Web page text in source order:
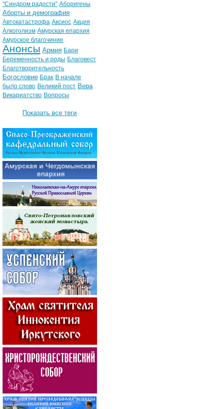
"Синдром радости" Аборигены
Аборты и демография
Автокатастрофа Аксиос Акция
Алкоголизм Амурская епархия
Амурское благочиние
Анонсы Армия Бари
Беременность и роды Благовест
Благотворительность
Богословие Брак В начале
было слово Великий пост Вера
Викариатство Вопросы
Показать все теги